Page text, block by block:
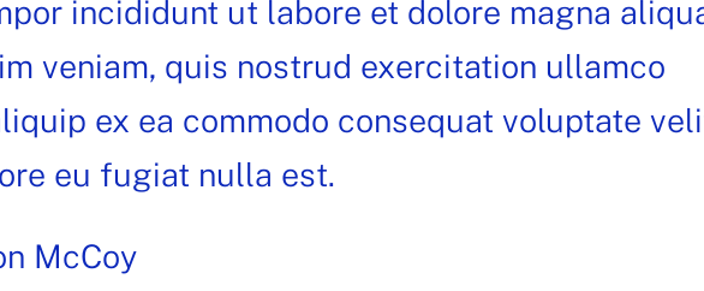
incididunt ut labore et dolore magna
veniam, quis nostrud exercitation ullamco
ex ea commodo consequat voluptate
eu fugiat nulla est.
McCoy